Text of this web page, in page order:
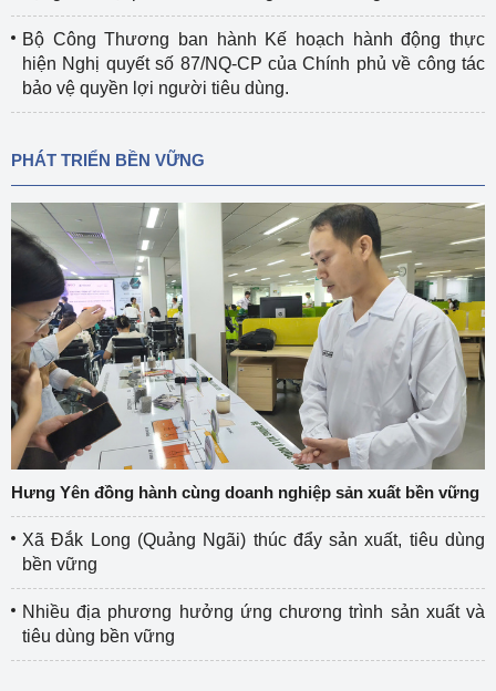
Bộ Công Thương ban hành Kế hoạch hành động thực
hiện Nghị quyết số 87/NQ-CP của Chính phủ về công tác
bảo vệ quyền lợi người tiêu dùng.
PHÁT TRIỂN BỀN VỮNG
Hưng Yên đồng hành cùng doanh nghiệp sản xuất bền vững
Xã Đắk Long (Quảng Ngãi) thúc đẩy sản xuất, tiêu dùng
bền vững
Nhiều địa phương hưởng ứng chương trình sản xuất và
tiêu dùng bền vững